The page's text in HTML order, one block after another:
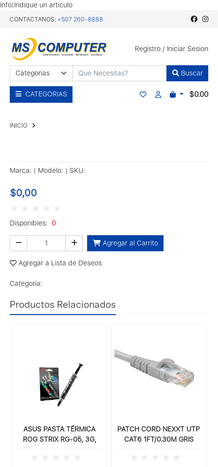
info|Indique un articulo
CONTACTANOS: +507 260-8888
Registro / Iniciar Sesion
CATEGORIAS
Buscar
$0.00
INICIO
Marca: | Modelo: | SKU:
$0,00
Disponibles: 0
Agregar al Carrito
Agregar a Lista de Deseos
Categoria:
Productos Relacionados
ASUS PASTA TÉRMICA
ROG STRIX RG-05, 3G,
PATCH CORD NEXXT UTP
CAT6 1FT/0.30M GRIS